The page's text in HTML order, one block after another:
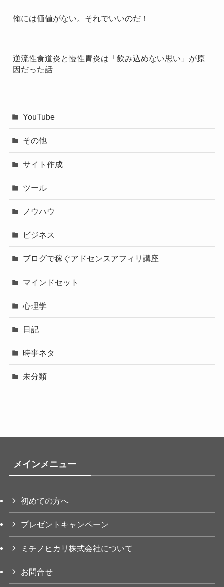
俺には価値がない。それでいいのだ！
逆流性食道炎と慢性胃炎は「飲み込めない思い」が原
因だった話
YouTube
その他
サイト作成
ツール
ノウハウ
ビジネス
ブログで稼ぐアドセンスアフィリ講座
マインドセット
心理学
日記
時事ネタ
未分類
メインメニュー
初めての方へ
プレゼントキャンペーン
ミチノヒカリ株式会社について
お問合せ